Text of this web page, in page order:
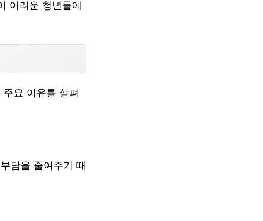
어려운 청년들에
요 이유를 살펴
담을 줄여주기 때